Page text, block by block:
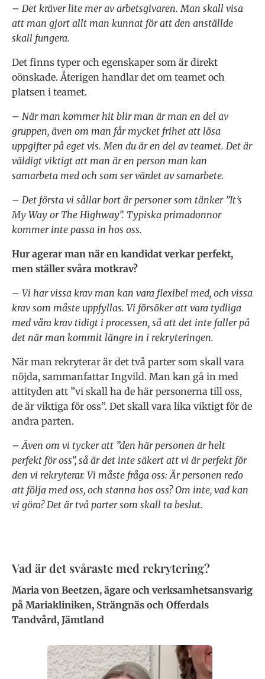
– Det kräver lite mer av arbetsgivaren. Man skall visa
att man gjort allt man kunnat för att den anställde
skall fungera.
Det finns typer och egenskaper som är direkt
oönskade. Återigen handlar det om teamet och
platsen i teamet.
– När man kommer hit blir man är man en del av
gruppen, även om man får mycket frihet att lösa
uppgifter på eget vis. Men du är en del av teamet. Det är
väldigt viktigt att man är en person man kan
samarbeta med och som ser värdet av samarbete.
– Det första vi sållar bort är personer som tänker ”It’s
My Way or The Highway”. Typiska primadonnor
kommer inte passa in hos oss.
Hur agerar man när en kandidat verkar perfekt,
men ställer svåra motkrav?
– Vi har vissa krav man kan vara flexibel med, och vissa
krav som måste uppfyllas. Vi försöker att vara tydliga
med våra krav tidigt i processen, så att det inte faller på
det när man kommit längre in i rekryteringen.
När man rekryterar är det två parter som skall vara
nöjda, sammanfattar Ingvild. Man kan gå in med
attityden att ”vi skall ha de här personerna till oss,
de är viktiga för oss”. Det skall vara lika viktigt för de
andra parten.
– Även om vi tycker att ”den här personen är helt
perfekt för oss”, så är det inte säkert att vi är perfekt för
den vi rekryterar. Vi måste fråga oss: Är personen redo
att följa med oss, och stanna hos oss? Om inte, vad kan
vi göra? Det är två parter som skall ta beslut.
Vad är det svåraste med rekrytering?
Maria von Beetzen, ägare och verksamhetsansvarig
på Mariakliniken, Strängnäs och Offerdals
Tandvård, Jämtland